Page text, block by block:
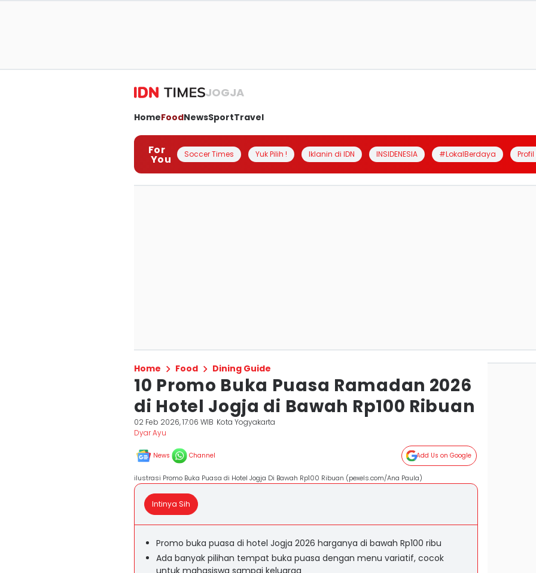
JOGJA
HomeFoodNewsSportTravel
For
You Soccer Times Yuk Pilih ! Iklanin di IDN INSIDENESIA #LokalBerdaya
Home Food Dining Guide
10 Promo Buka Puasa Ramadan 2026
di Hotel Jogja di Bawah Rp100 Ribuan
02 Feb 2026, 17:06 WIB Kota Yogyakarta
Dyar Ayu
News Channel Add Us on Google
ilustrasi Promo Buka Puasa di Hotel Jogja Di Bawah Rp100 Ribuan (pexels.com/Ana Paula)
Intinya Sih
Promo buka puasa di hotel Jogja 2026 harganya di bawah Rp100 ribu
Ada banyak pilihan tempat buka puasa dengan menu variatif, cocok
untuk mahasiswa sampai keluarga